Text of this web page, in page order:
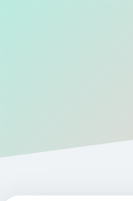
Gizlilik Politikası
Yasal Uyarı